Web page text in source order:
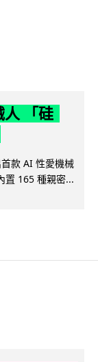
人 「硅
款 AI 性愛機械
置 165 種親密...